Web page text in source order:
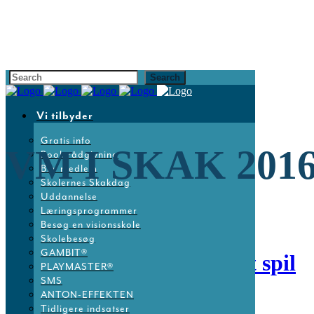
Vi tilbyder
Gratis info
Book rådgivning
Bliv medlem
Skolernes Skakdag
Uddannelse
Læringsprogrammer
Besøg en visionsskole
Skolebesøg
GAMBIT®
PLAYMASTER®
SMS
ANTON-EFFEKTEN
Tidligere indsatser
VM I SKAK
14 novVM i et kongeligt spil
Posted at 15:20hinNyheder